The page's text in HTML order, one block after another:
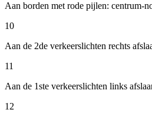
Aan borden met rode pijlen: centrum-
10
Aan de 2de verkeerslichten rechts
11
Aan de 1ste verkeerslichten links
12